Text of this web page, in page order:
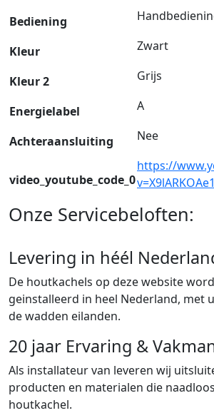
Bediening
Kleur Zwart
Kleur 2 Grijs
Energielabel A
Achteraansluiting Nee
video_youtube_code_0
https://
Onze Servicebeloften:
Levering in héél
De houtkachels op deze website
geinstalleerd in heel Nederland, met
de wadden eilanden.
20 jaar Ervaring &
Als installateur van leveren wij
producten en materialen die
houtkachel.